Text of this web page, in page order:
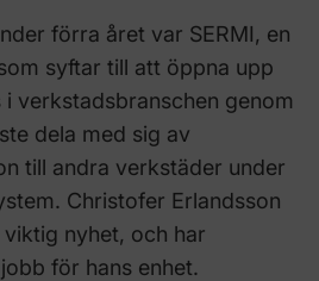
förra året var SERMI, en
syftar till att öppna upp
verkstadsbranschen genom
dela med sig av
till andra verkstäder under
Christofer Erlandsson
nyhet, och har
för hans enhet.